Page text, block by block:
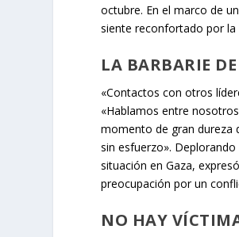
octubre. En el marco de
siente reconfortado por
LA BARBARIE
«Contactos con otros
«Hablamos entre
momento de gran dureza
sin esfuerzo».
situación en Gaza,
preocupación por un
NO HAY